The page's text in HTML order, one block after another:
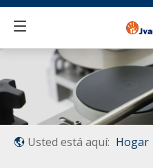
Usted está aquí: Hogar